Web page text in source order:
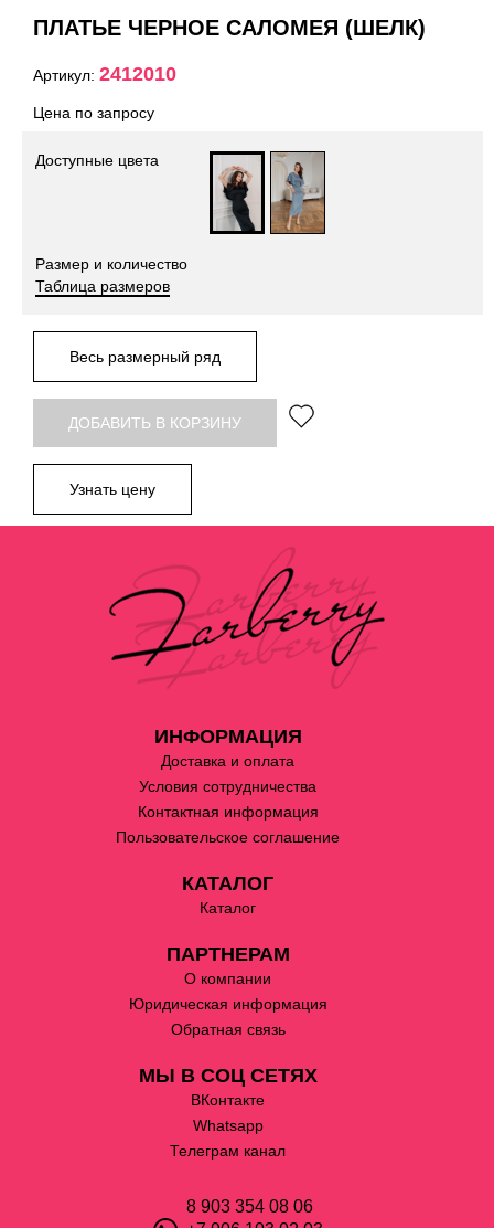
ПЛАТЬЕ ЧЕРНОЕ САЛОМЕЯ (ШЕЛК)
Артикул: 2412010
Цена по запросу
Доступные цвета
Размер и количество
Таблица размеров
Весь размерный ряд
ДОБАВИТЬ В КОРЗИНУ
Узнать цену
ИНФОРМАЦИЯ
Доставка и оплата
Условия сотрудничества
Контактная информация
Пользовательское соглашение
КАТАЛОГ
Каталог
ПАРТНЕРАМ
О компании
Юридическая информация
Обратная связь
МЫ В СОЦ СЕТЯХ
ВКонтакте
Whatsapp
Телеграм канал
8 903 354 08 06